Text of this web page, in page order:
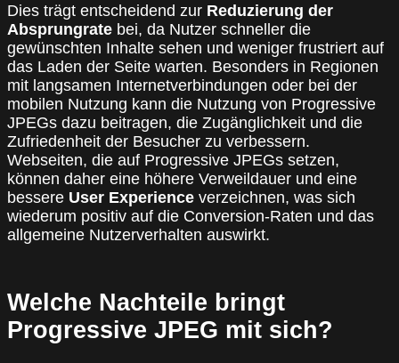
Dies trägt entscheidend zur Reduzierung der
Absprungrate bei, da Nutzer schneller die
gewünschten Inhalte sehen und weniger frustriert auf
das Laden der Seite warten. Besonders in Regionen
mit langsamen Internetverbindungen oder bei der
mobilen Nutzung kann die Nutzung von Progressive
JPEGs dazu beitragen, die Zugänglichkeit und die
Zufriedenheit der Besucher zu verbessern.
Webseiten, die auf Progressive JPEGs setzen,
können daher eine höhere Verweildauer und eine
bessere User Experience verzeichnen, was sich
wiederum positiv auf die Conversion-Raten und das
allgemeine Nutzerverhalten auswirkt.
Welche Nachteile bringt
Progressive JPEG mit sich?